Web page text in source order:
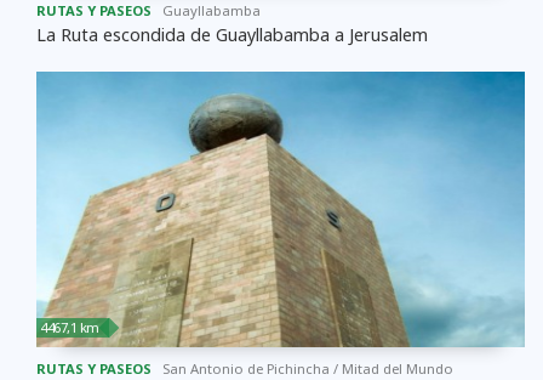
RUTAS Y PASEOS Guayllabamba
La Ruta escondida de Guayllabamba a Jerusalem
4467,1 km
RUTAS Y PASEOS San Antonio de Pichincha / Mitad del Mundo